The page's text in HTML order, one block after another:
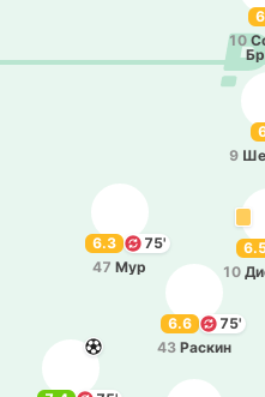
10
10
6.6
75'
43 Раскин
6.3
75'
47 Мур
9